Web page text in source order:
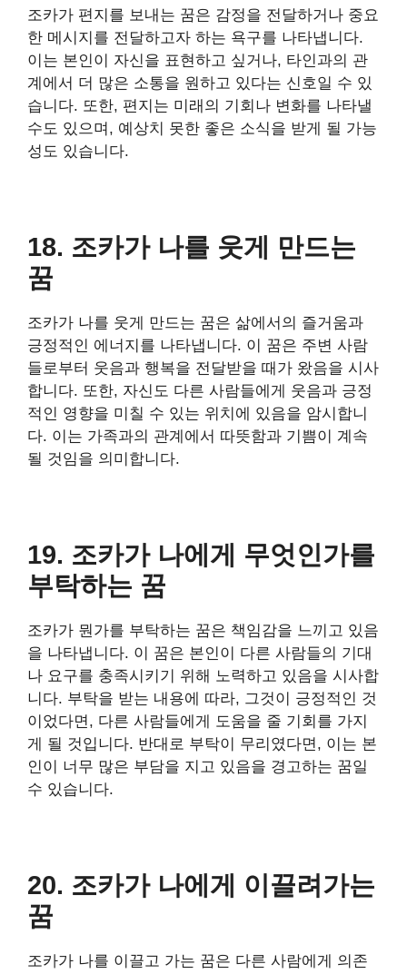
조카가 편지를 보내는 꿈은 감정을 전달하거나 중요
한 메시지를 전달하고자 하는 욕구를 나타냅니다.
이는 본인이 자신을 표현하고 싶거나, 타인과의 관
계에서 더 많은 소통을 원하고 있다는 신호일 수 있
습니다. 또한, 편지는 미래의 기회나 변화를 나타낼
수도 있으며, 예상치 못한 좋은 소식을 받게 될 가능
성도 있습니다.
18. 조카가 나를 웃게 만드는
꿈
조카가 나를 웃게 만드는 꿈은 삶에서의 즐거움과
긍정적인 에너지를 나타냅니다. 이 꿈은 주변 사람
들로부터 웃음과 행복을 전달받을 때가 왔음을 시사
합니다. 또한, 자신도 다른 사람들에게 웃음과 긍정
적인 영향을 미칠 수 있는 위치에 있음을 암시합니
다. 이는 가족과의 관계에서 따뜻함과 기쁨이 계속
될 것임을 의미합니다.
19. 조카가 나에게 무엇인가를
부탁하는 꿈
조카가 뭔가를 부탁하는 꿈은 책임감을 느끼고 있음
을 나타냅니다. 이 꿈은 본인이 다른 사람들의 기대
나 요구를 충족시키기 위해 노력하고 있음을 시사합
니다. 부탁을 받는 내용에 따라, 그것이 긍정적인 것
이었다면, 다른 사람들에게 도움을 줄 기회를 가지
게 될 것입니다. 반대로 부탁이 무리였다면, 이는 본
인이 너무 많은 부담을 지고 있음을 경고하는 꿈일
수 있습니다.
20. 조카가 나에게 이끌려가는
꿈
조카가 나를 이끌고 가는 꿈은 다른 사람에게 의존